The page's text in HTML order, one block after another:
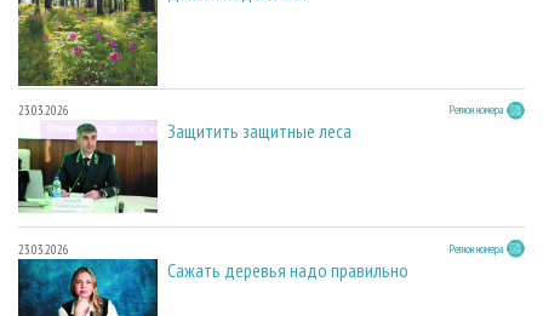
23.03.2026 Регион номера
Защитить защитные леса
23.03.2026 Регион номера
Сажать деревья надо правильно